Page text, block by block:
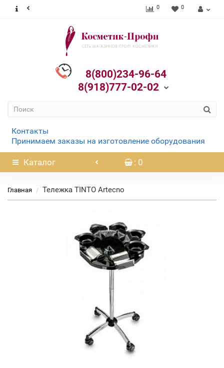
0 0
8(800)234-96-64
8(918)777-02-02
Контакты
Принимаем заказы на изготовление оборудования
Каталог : 0
Главная Тележка TINTO Artecno